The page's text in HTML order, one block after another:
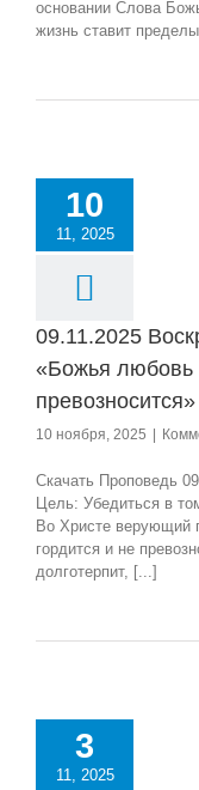
основании Слова
жизнь ставит
10
11, 2025
09.11.2025
«Божья любовь
превозносится»
10 ноября, 2025
Скачать Проповедь
Цель: Убедиться в
Во Христе верующий
гордится и не
долготерпит, [...]
3
11, 2025